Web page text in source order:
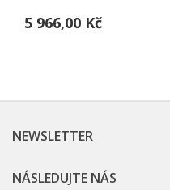
5 966,00 Kč
NEWSLETTER
NÁSLEDUJTE NÁS